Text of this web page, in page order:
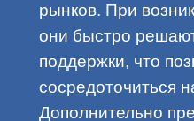
рынков. При
они быстро
поддержки, что
сосредоточиться
Дополнительно